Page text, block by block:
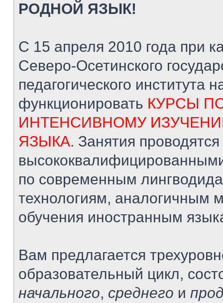
РОДНОЙ ЯЗЫК!
С 15 апреля 2010 года
Северо-Осетинского
педагогического института
функционировать КУРСЫ
ИНТЕНСИВНОМУ
ЯЗЫКА. Занятия проводятся
по современным
технологиям, аналогичным
обучения иностранным
Вам предлагается
образовательный цикл,
начального, среднего и